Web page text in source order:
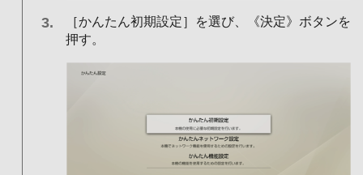
［かんたん初期設定］を選び、《決定》ボタンを
押す。